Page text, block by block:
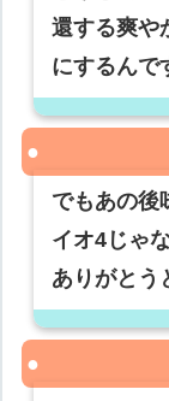
還する爽や
にするん
でもあの後
イオ4じゃ
ありがとう